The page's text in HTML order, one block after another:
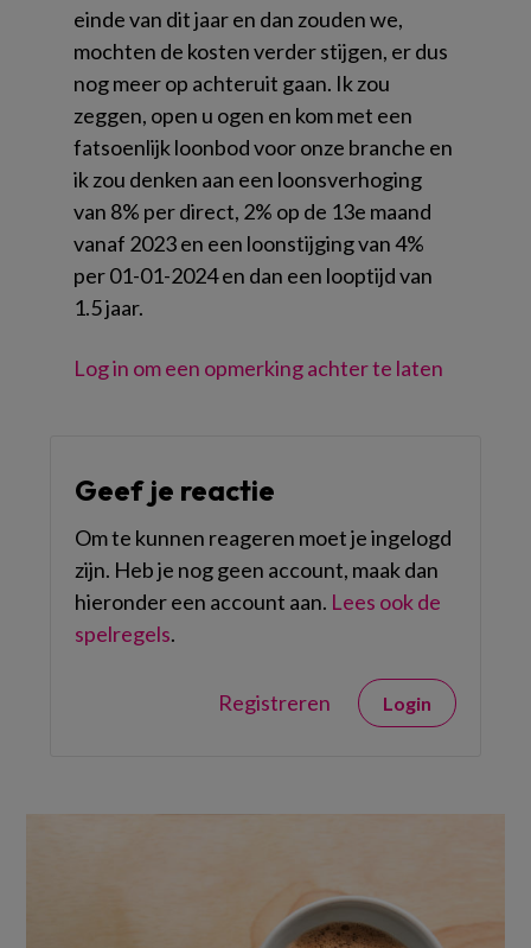
einde van dit jaar en dan zouden we,
mochten de kosten verder stijgen, er dus
nog meer op achteruit gaan. Ik zou
zeggen, open u ogen en kom met een
fatsoenlijk loonbod voor onze branche en
ik zou denken aan een loonsverhoging
van 8% per direct, 2% op de 13e maand
vanaf 2023 en een loonstijging van 4%
per 01-01-2024 en dan een looptijd van
1.5 jaar.
Log in om een opmerking achter te laten
Geef je reactie
Om te kunnen reageren moet je ingelogd
zijn. Heb je nog geen account, maak dan
hieronder een account aan. Lees ook de
spelregels.
Registreren Login